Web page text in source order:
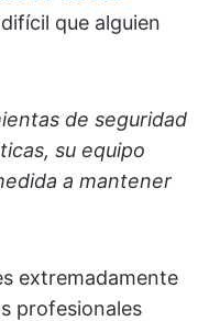
que alguien
de seguridad
su equipo
a mantener
extremadamente
profesionales